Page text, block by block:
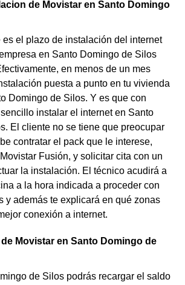
de Movistar en Santo Domingo
es el plazo de instalación del internet
en Santo Domingo de Silos
en menos de un mes
puesta a punto en tu vivienda
Domingo de Silos. Y es que con
instalar el internet en Santo
El cliente no se tiene que preocupar
contratar el pack que le interese,
Fusión, y solicitar cita con un
la instalación. El técnico acudirá a
a la hora indicada a proceder con
y además te explicará en qué zonas
conexión a internet.
Movistar en Santo Domingo de
de Silos podrás recargar el saldo